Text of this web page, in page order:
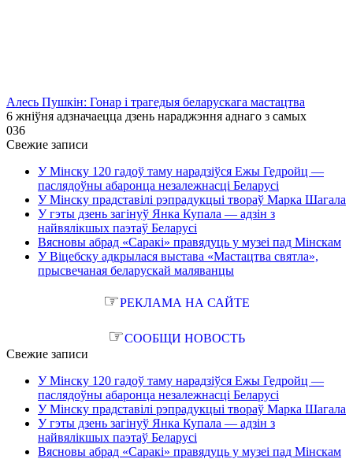
Алесь Пушкін: Гонар і трагедыя беларускага мастацтва
6 жніўня адзначаецца дзень нараджэння аднаго з самых
036
Свежие записи
У Мінску 120 гадоў таму нарадзіўся Ежы Гедройц —
паслядоўны абаронца незалежнасці Беларусі
У Мінску прадставілі рэпрадукцыі твораў Марка Шагала
У гэты дзень загінуў Янка Купала — адзін з
найвялікшых паэтаў Беларусі
Вясновы абрад «Саракі» правядуць у музеі пад Мінскам
У Віцебску адкрылася выстава «Мастацтва святла»,
прысвечаная беларускай маляванцы
☞РЕКЛАМА НА САЙТЕ
☞СООБЩИ НОВОСТЬ
Свежие записи
У Мінску 120 гадоў таму нарадзіўся Ежы Гедройц —
паслядоўны абаронца незалежнасці Беларусі
У Мінску прадставілі рэпрадукцыі твораў Марка Шагала
У гэты дзень загінуў Янка Купала — адзін з
найвялікшых паэтаў Беларусі
Вясновы абрад «Саракі» правядуць у музеі пад Мінскам